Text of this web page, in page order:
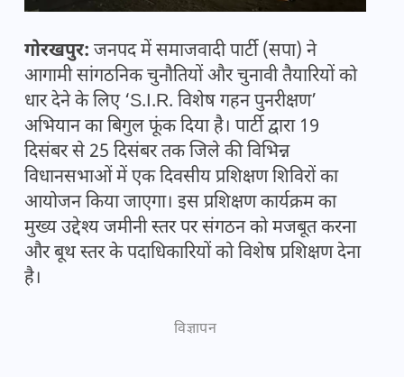
गोरखपुर: जनपद में समाजवादी पार्टी (सपा) ने
आगामी सांगठनिक चुनौतियों और चुनावी तैयारियों को
धार देने के लिए ‘S.I.R. विशेष गहन पुनरीक्षण’
अभियान का बिगुल फूंक दिया है। पार्टी द्वारा 19
दिसंबर से 25 दिसंबर तक जिले की विभिन्न
विधानसभाओं में एक दिवसीय प्रशिक्षण शिविरों का
आयोजन किया जाएगा। इस प्रशिक्षण कार्यक्रम का
मुख्य उद्देश्य जमीनी स्तर पर संगठन को मजबूत करना
और बूथ स्तर के पदाधिकारियों को विशेष प्रशिक्षण देना
है।
विज्ञापन